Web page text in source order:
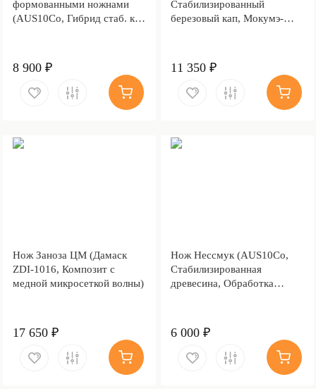
формованными ножнами
(AUS10Co, Гибрид стаб. кап
8 900 ₽
Стабилизированный
березовый кап, Мокумэ-
11 350 ₽
Нож Заноза ЦМ (Дамаск
ZDI-1016, Композит с
медной микросеткой волны)
17 650 ₽
Нож Нессмук (AUS10Co,
Стабилизированная
древесина, Обработка
6 000 ₽